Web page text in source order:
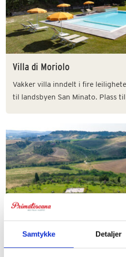
Samtykke Detaljer
Villa di Moriolo
Vakker villa inndelt i fire
til landsbyen San Minato. Plass
Villa Tosca